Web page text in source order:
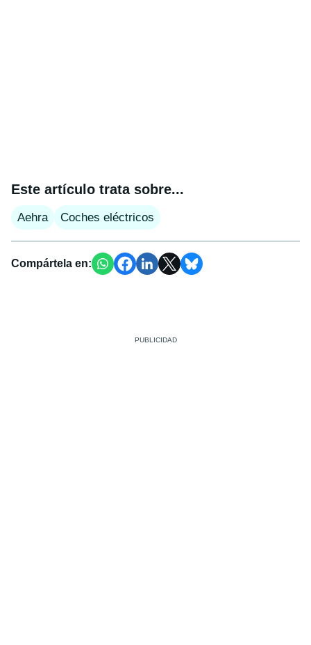
Este artículo trata sobre...
Aehra Coches eléctricos
Compártela en: